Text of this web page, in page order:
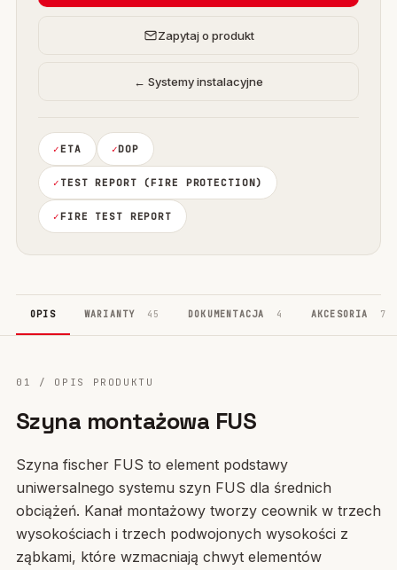
Zapytaj o produkt
← Systemy instalacyjne
ETA DOP
TEST REPORT (FIRE PROTECTION)
FIRE TEST REPORT
OPIS WARIANTY 45 DOKUMENTACJA 4 AKCESORIA 7
01 / OPIS PRODUKTU
Szyna montażowa FUS
Szyna fischer FUS to element podstawy
uniwersalnego systemu szyn FUS dla średnich
obciążeń. Kanał montażowy tworzy ceownik w trzech
wysokościach i trzech podwojonych wysokości z
ząbkami, które wzmacniają chwyt elementów